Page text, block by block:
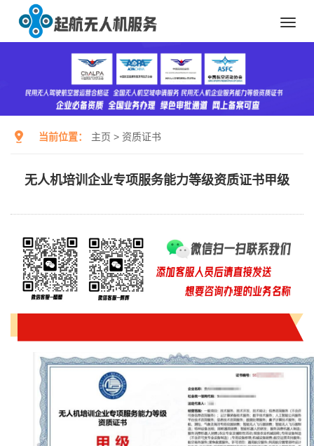
当前位置： 主页 > 资质证书
无人机培训企业专项服务能力等级资质证书甲级